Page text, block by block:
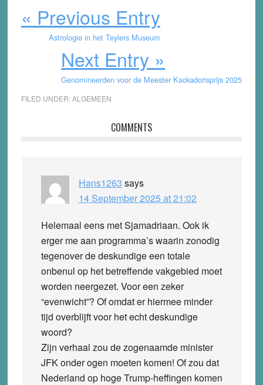
« Previous Entry
Astrologie in het Teylers Museum
Next Entry »
Genomineerden voor de Meester Kackadorisprijs 2025
FILED UNDER:ALGEMEEN
Interactions
COMMENTS
Hans1263 says
14 September 2025 at 21:02
Helemaal eens met Sjamadriaan. Ook ik
erger me aan programma’s waarin zonodig
tegenover de deskundige een totale
onbenul op het betreffende vakgebied moet
worden neergezet. Voor een zeker
“evenwicht”? Of omdat er hiermee minder
tijd overblijft voor het echt deskundige
woord?
Zijn verhaal zou de zogenaamde minister
JFK onder ogen moeten komen! Of zou dat
Nederland op hoge Trump-heffingen komen